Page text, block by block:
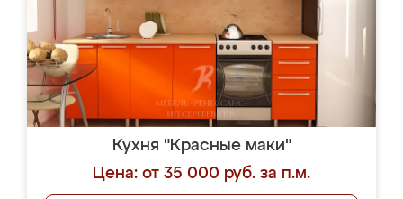
Кухня "Красные маки"
Цена: от 35 000 руб. за п.м.